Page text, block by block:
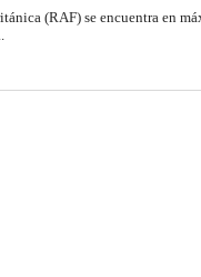
(RAF) se encuentra en